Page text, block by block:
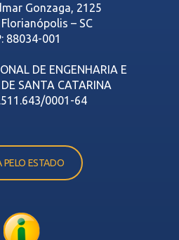
Gonzaga, 2125
– SC
88034-001
DE ENGENHARIA E
SANTA CATARINA
0001-64
PELO ESTADO